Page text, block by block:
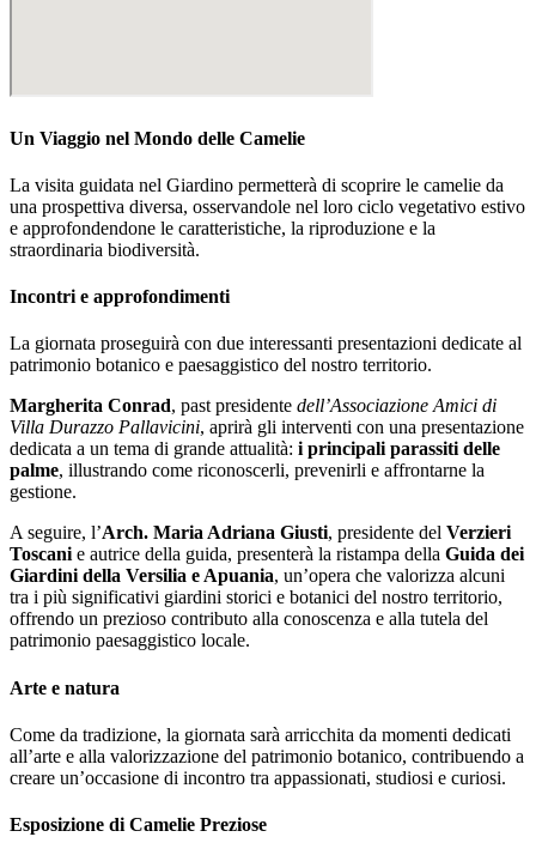
Un Viaggio nel Mondo delle Camelie
La visita guidata nel Giardino permetterà di scoprire le camelie da
una prospettiva diversa, osservandole nel loro ciclo vegetativo estivo
e approfondendone le caratteristiche, la riproduzione e la
straordinaria biodiversità.
Incontri e approfondimenti
La giornata proseguirà con due interessanti presentazioni dedicate al
patrimonio botanico e paesaggistico del nostro territorio.
Margherita Conrad, past presidente dell’Associazione Amici di
Villa Durazzo Pallavicini, aprirà gli interventi con una presentazione
dedicata a un tema di grande attualità: i principali parassiti delle
palme, illustrando come riconoscerli, prevenirli e affrontarne la
gestione.
A seguire, l’Arch. Maria Adriana Giusti, presidente del Verzieri
Toscani e autrice della guida, presenterà la ristampa della Guida dei
Giardini della Versilia e Apuania, un’opera che valorizza alcuni
tra i più significativi giardini storici e botanici del nostro territorio,
offrendo un prezioso contributo alla conoscenza e alla tutela del
patrimonio paesaggistico locale.
Arte e natura
Come da tradizione, la giornata sarà arricchita da momenti dedicati
all’arte e alla valorizzazione del patrimonio botanico, contribuendo a
creare un’occasione di incontro tra appassionati, studiosi e curiosi.
Esposizione di Camelie Preziose